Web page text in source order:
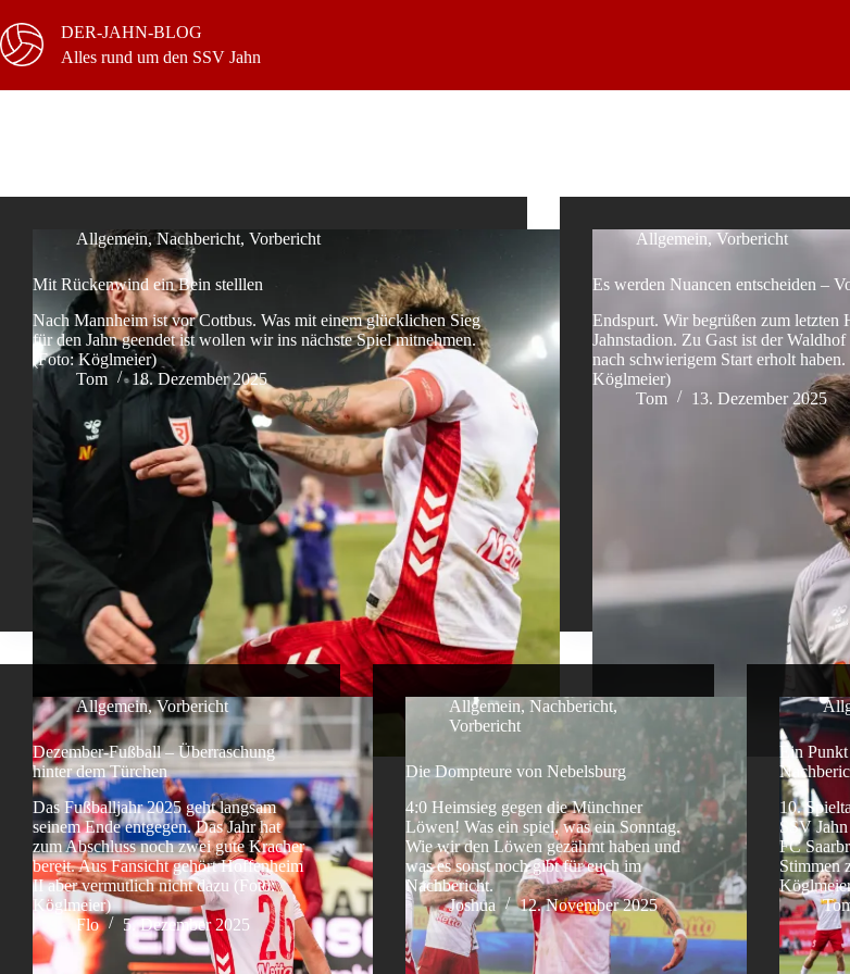
Inhalt
springen
DER-JAHN-BLOG
Alles rund um den SSV Jahn
Allgemein,Nachbericht, Vorbericht
Mit Rückenwind ein Bein stelllen
Nach Mannheim ist vor Cottbus. Was mit einem glücklichen Sieg
für den Jahn geendet ist wollen wir ins nächste Spiel mitnehmen.
(Foto: Köglmeier)
Tom
18. Dezember 2025
Allgemein,Vorbericht
Es werden Nuancen entscheiden –
Endspurt. Wir begrüßen zum letzten
Jahnstadion. Zu Gast ist der
nach schwierigem Start erholt
Köglmeier)
Tom
13. Dezember 2025
Allgemein,Vorbericht
Dezember-Fußball – Überraschung
hinter dem Türchen
Das Fußballjahr 2025 geht langsam
seinem Ende entgegen. Das Jahr hat
zum Abschluss noch zwei gute Kracher
bereit. Aus Fansicht gehört Hoffenheim
II aber vermutlich nicht dazu (Foto:
Köglmeier)
Flo
5. Dezember 2025
Allgemein,Nachbericht,
Vorbericht
Die Dompteure von Nebelsburg
4:0 Heimsieg gegen die Münchner
Löwen! Was ein spiel, was ein Sonntag.
Wie wir den Löwen gezähmt haben und
was es sonst noch gibt für euch im
Nachbericht.
Joshua
12. November 2025
Ein
10.
SSV
FC
Stimmen